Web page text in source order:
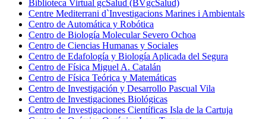
Biblioteca Virtual gcSalud (BVgcSalud)
Centre Mediterrani d`Investigacions Marines i Ambientals
Centro de Automática y Robótica
Centro de Biología Molecular Severo Ochoa
Centro de Ciencias Humanas y Sociales
Centro de Edafología y Biología Aplicada del Segura
Centro de Física Miguel A. Catalán
Centro de Física Teórica y Matemáticas
Centro de Investigación y Desarrollo Pascual Vila
Centro de Investigaciones Biológicas
Centro de Investigaciones Científicas Isla de la Cartuja